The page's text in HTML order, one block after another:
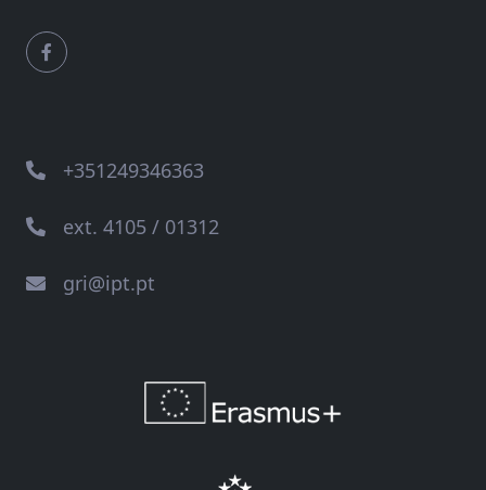
+351249346363
ext. 4105 / 01312
gri@ipt.pt